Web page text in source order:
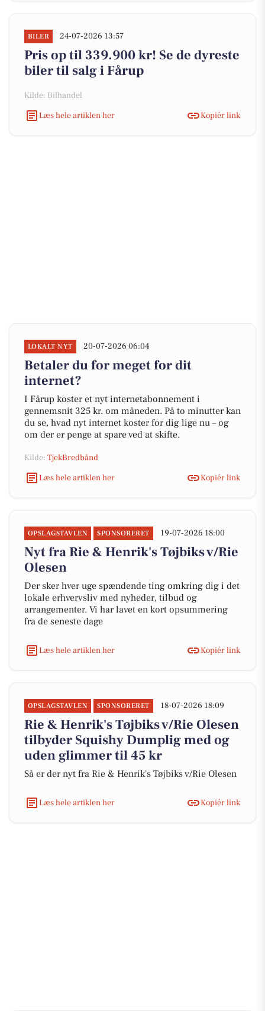
BILER 24-07-2026 13:57
Pris op til 339.900 kr! Se de dyreste
biler til salg i Fårup
Kilde: Bilhandel
Læs hele artiklen her
Kopiér link
LOKALT NYT 20-07-2026 06:04
Betaler du for meget for dit
internet?
I Fårup koster et nyt internetabonnement i
gennemsnit 325 kr. om måneden. På to minutter kan
du se, hvad nyt internet koster for dig lige nu – og
om der er penge at spare ved at skifte.
Kilde: TjekBredbånd
Læs hele artiklen her
Kopiér link
OPSLAGSTAVLEN SPONSORERET 19-07-2026 18:00
Nyt fra Rie & Henrik's Tøjbiks v/Rie
Olesen
Der sker hver uge spændende ting omkring dig i det
lokale erhvervsliv med nyheder, tilbud og
arrangementer. Vi har lavet en kort opsummering
fra de seneste dage
Læs hele artiklen her Kopiér link
OPSLAGSTAVLEN SPONSORERET 18-07-2026 18:09
Rie & Henrik's Tøjbiks v/Rie Olesen
tilbyder Squishy Dumplig med og
uden glimmer til 45 kr
Så er der nyt fra Rie & Henrik's Tøjbiks v/Rie Olesen
Læs hele artiklen her Kopiér link